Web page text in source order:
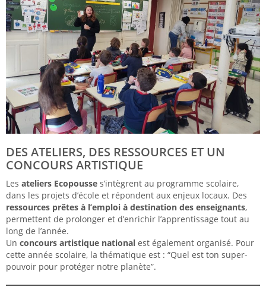
DES ATELIERS, DES RESSOURCES ET UN
CONCOURS ARTISTIQUE
Les ateliers Ecopousse s’intègrent au programme scolaire,
dans les projets d’école et répondent aux enjeux locaux. Des
ressources prêtes à l’emploi à destination des enseignants,
permettent de prolonger et d’enrichir l’apprentissage tout au
long de l’année.
Un concours artistique national est également organisé. Pour
cette année scolaire, la thématique est : “Quel est ton super-
pouvoir pour protéger notre planète”.